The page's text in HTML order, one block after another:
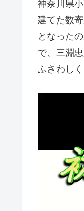
神奈川県
建てた数
となった
で、三淵
ふさわし